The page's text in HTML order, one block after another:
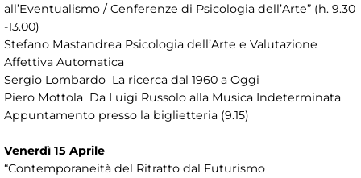
all’Eventualismo / Cenferenze di Psicologia dell’Arte” (h. 9.30
-13.00)
Stefano Mastandrea Psicologia dell’Arte e Valutazione
Affettiva Automatica
Sergio Lombardo La ricerca dal 1960 a Oggi
Piero Mottola Da Luigi Russolo alla Musica Indeterminata
Appuntamento presso la biglietteria (9.15)
Venerdì 15 Aprile
“Contemporaneità del Ritratto dal Futurismo